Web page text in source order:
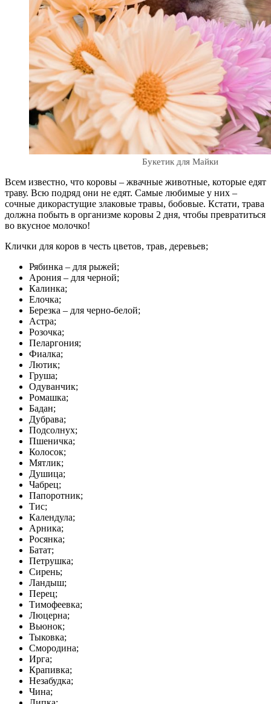
Букетик для Майки
Всем известно, что коровы – жвачные животные, которые едят
траву. Всю подряд они не едят. Самые любимые у них –
сочные дикорастущие злаковые травы, бобовые. Кстати, трава
должна побыть в организме коровы 2 дня, чтобы превратиться
во вкусное молочко!
Клички для коров в честь цветов, трав, деревьев;
Рябинка – для рыжей;
Арония – для черной;
Калинка;
Елочка;
Березка – для черно-белой;
Астра;
Розочка;
Пеларгония;
Фиалка;
Лютик;
Груша;
Одуванчик;
Ромашка;
Бадан;
Дубрава;
Подсолнух;
Пшеничка;
Колосок;
Мятлик;
Душица;
Чабрец;
Папоротник;
Тис;
Календула;
Арника;
Росянка;
Батат;
Петрушка;
Сирень;
Ландыш;
Перец;
Тимофеевка;
Люцерна;
Вьюнок;
Тыковка;
Смородина;
Ирга;
Крапивка;
Незабудка;
Чина;